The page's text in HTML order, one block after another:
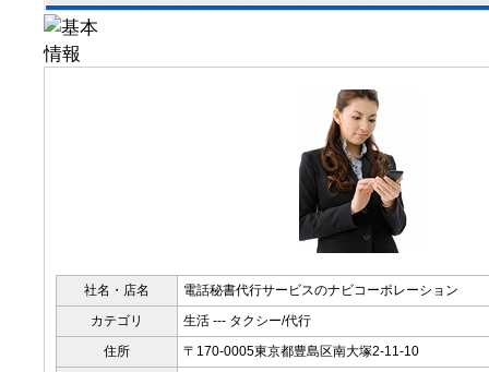
社名・店名
電話秘書代行サービスのナビコーポレーション
カテゴリ
生活 --- タクシー/代行
住所
〒170-0005東京都豊島区南大塚2-11-10